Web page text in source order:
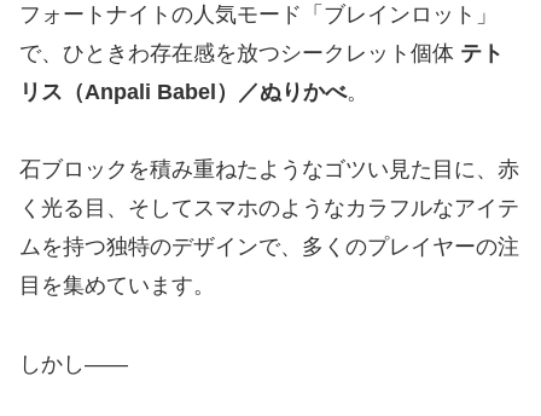
フォートナイトの人気モード「ブレインロット」
で、ひときわ存在感を放つシークレット個体 テト
リス（Anpali Babel）／ぬりかべ。
石ブロックを積み重ねたようなゴツい見た目に、赤
く光る目、そしてスマホのようなカラフルなアイテ
ムを持つ独特のデザインで、多くのプレイヤーの注
目を集めています。
しかし――